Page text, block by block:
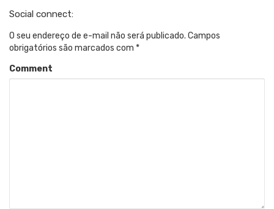
Social connect:
O seu endereço de e-mail não será publicado. Campos
obrigatórios são marcados com *
Comment